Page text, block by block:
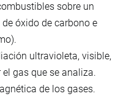
sobre un
óxido de carbono e
ultravioleta, visible,
gas que se analiza.
de los gases.